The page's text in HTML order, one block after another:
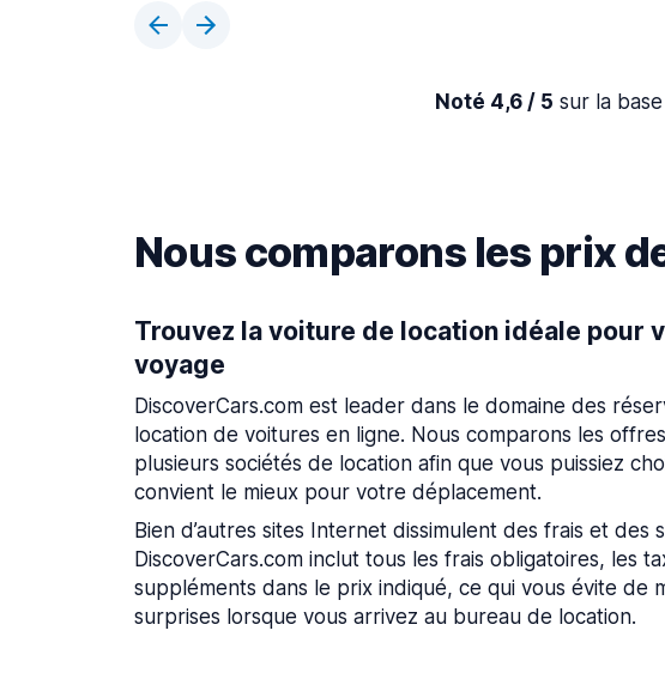
Noté 4,6 / 5 sur la
Nous comparons les prix
Trouvez la voiture de location idéale pour
voyage
DiscoverCars.com est leader dans le domaine des
location de voitures en ligne. Nous comparons les
plusieurs sociétés de location afin que vous puissiez
convient le mieux pour votre déplacement.
Bien d’autres sites Internet dissimulent des frais et des
DiscoverCars.com inclut tous les frais obligatoires, les
suppléments dans le prix indiqué, ce qui vous évite de
surprises lorsque vous arrivez au bureau de location.